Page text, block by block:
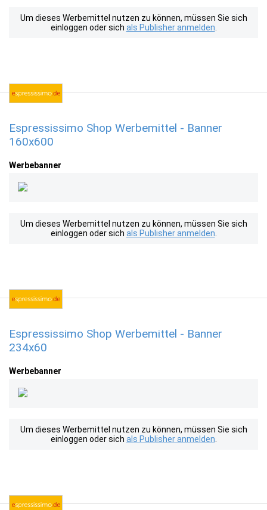
Um dieses Werbemittel nutzen zu können, müssen Sie sich
einloggen oder sich als Publisher anmelden
Espressissimo Shop Werbemittel - Banner
160x600
Werbebanner
Um dieses Werbemittel nutzen zu können, müssen Sie sich
einloggen oder sich als Publisher anmelden
Espressissimo Shop Werbemittel - Banner
234x60
Werbebanner
Um dieses Werbemittel nutzen zu können, müssen Sie sich
einloggen oder sich als Publisher anmelden